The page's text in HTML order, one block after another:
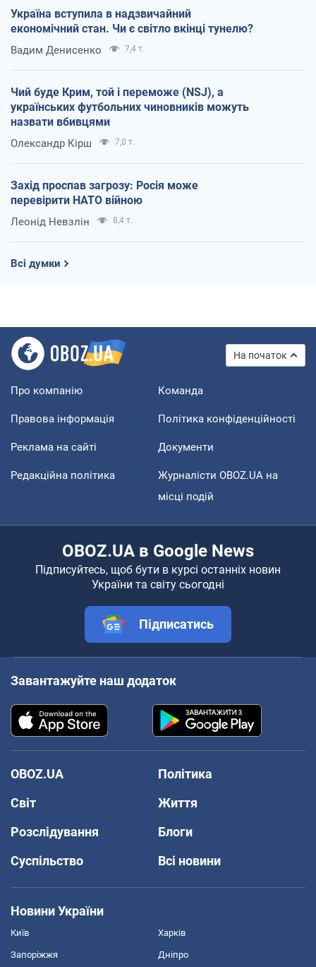
Україна вступила в надзвичайний
економічний стан. Чи є світло вкінці тунелю?
Вадим Денисенко 7,4 т.
Чий буде Крим, той і переможе (NSJ), а
українських футбольних чиновників можуть
назвати вбивцями
Олександр Кірш 7,0 т.
Захід проспав загрозу: Росія може
перевірити НАТО війною
Леонід Невзлін 8,4 т.
Всі думки
На початок
Про компанію Команда
Правова інформація Політика конфіденційності
Реклама на сайті Документи
Редакційна політика
Журналісти OBOZ.UA на
місці подій
OBOZ.UA в Google News
Підписуйтесь, щоб бути в курсі останніх новин
України та світу сьогодні
Підписатись
Завантажуйте наш додаток
OBOZ.UA
Політика
Світ
Життя
Розслідування
Блоги
Суспільство
Всі новини
Новини України
Київ Харків
Запоріжжя Дніпро